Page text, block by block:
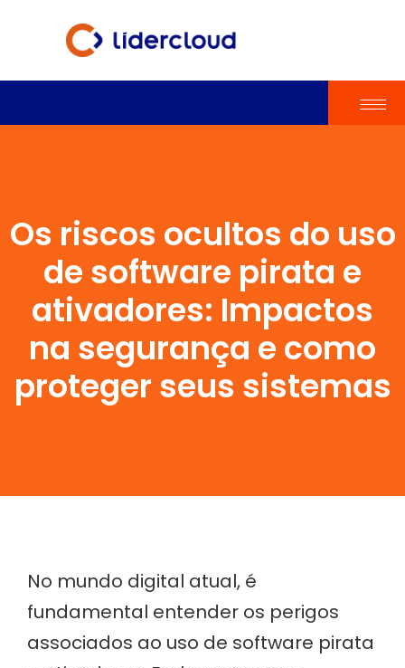
Os riscos ocultos do uso
de software pirata e
ativadores: Impactos
na segurança e como
proteger seus sistemas
No mundo digital atual, é
fundamental entender os perigos
associados ao uso de software pirata